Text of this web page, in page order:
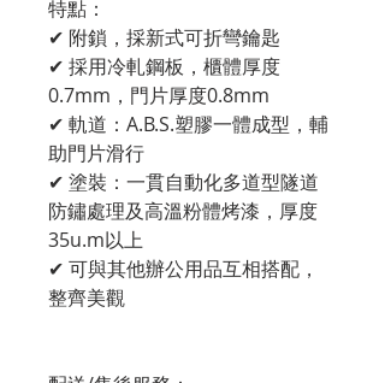
特點：
✔ 附鎖，採新式可折彎鑰匙
✔ 採用冷軋鋼板，櫃體厚度
0.7mm，門片厚度0.8mm
✔ 軌道：A.B.S.塑膠一體成型，輔
助門片滑行
✔ 塗裝：一貫自動化多道型隧道
防鏽處理及高溫粉體烤漆，厚度
35u.m以上
✔ 可與其他辦公用品互相搭配，
整齊美觀